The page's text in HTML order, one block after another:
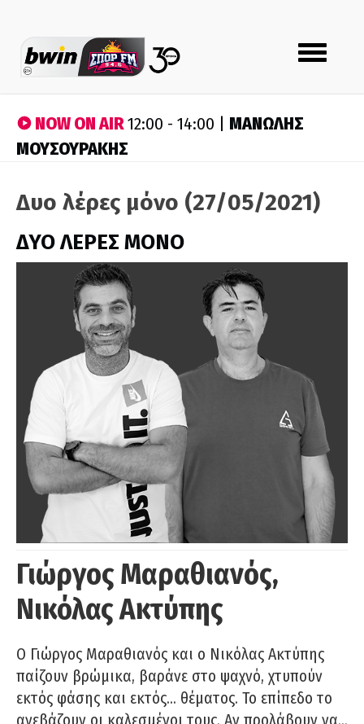
Toggle
navigation
NOW ON AIR12:00 - 14:00 | ΜΑΝΩΛΗΣ
ΜΟΥΣΟΥΡΑΚΗΣ
Δυο λέρες μόνο (27/05/2021)
ΔΥΟ ΛΕΡΕΣ ΜΟΝΟ
Γιώργος Μαραθιανός,
Νικόλας Ακτύπης
Ο Γιώργος Μαραθιανός και ο Νικόλας Ακτύπης
παίζουν βρώμικα, βαράνε στο ψαχνό, χτυπούν
εκτός φάσης και εκτός… θέματος. Το επίπεδο το